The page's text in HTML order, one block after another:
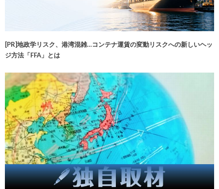
[PR]地政学リスク、港湾混雑…コンテナ運賃の変動リスクへの新しいヘッ
ジ方法「FFA」とは